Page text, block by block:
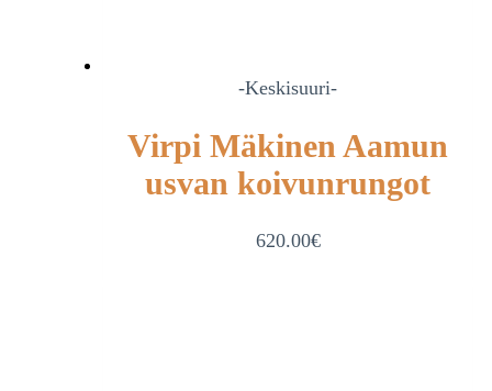
-Keskisuuri-
Virpi Mäkinen Aamun
usvan koivunrungot
620.00€